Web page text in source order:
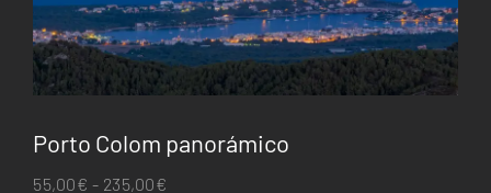
Porto Colom panorámico
55,00€ - 235,00€